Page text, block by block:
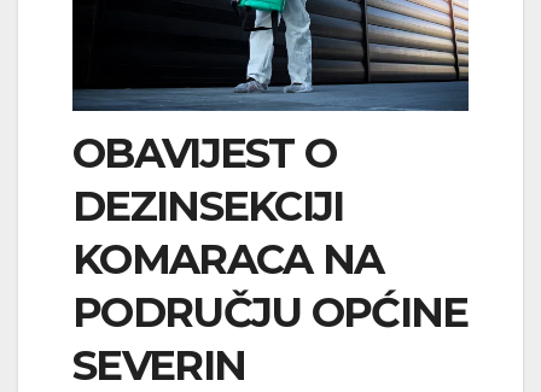
OBAVIJEST O
DEZINSEKCIJI
KOMARACA NA
PODRUČJU OPĆINE
SEVERIN